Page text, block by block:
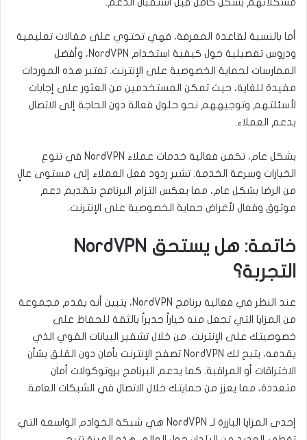
مشكلاتهم بشكل كامل قبل استقبال الدعم.
أما بالنسبة لقاعدة المعرفة، فهي تحتوي على مقالات تعليمية
ودروس تفصيلية حول كيفية استخدام NordVPN، وأفضل
الممارسات لحماية الخصوصية على الإنترنت. تعتبر هذه الموردات
مفيدة للغاية، حيث تمكن المستخدمين من العثور على إجابات
لأسئلتهم وتوجيههم نحو حلول فعالة دون الحاجة إلى الاتصال
بدعم العملاء.
بشكل عام، تكمن فعالية خدمات عملاء NordVPN في تنوع
الخيارات وسرعة الخدمة. تشير ردود فعل العملاء إلى مستوى عالٍ
من الرضا بشكل عام، مما يعكس التزام البرنامج بتقديم دعم
موثوق وفعال لأغراض حماية الخصوصية على الإنترنت.
خاتمة: هل يستحق NordVPN
التجربة؟
عند النظر في فعالية برنامج NordVPN، يتبين أنه يقدم مجموعة
من المزايا التي تجعل منه خياراً جديراً بالثقة للحفاظ على
خصوصيتك على الإنترنت. من خلال تشفير البيانات القوي الذي
يقدمه، يتيح لك NordVPN تصفح الإنترنت بأمان دون القلق بشأن
الاختراقات أو المراقبة. كما يدعم البرنامج بروتوكولات أمان
متعددة، مما يعزز من حمايتك خلال الاتصال في الشبكات العامة.
إحدى المزايا البارزة لـ NordVPN هي شبكة الخوادم الواسعة التي